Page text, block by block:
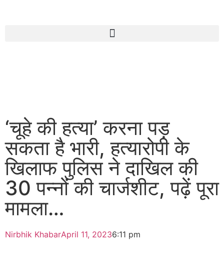
‘चूहे की हत्या’ करना पड़
सकता है भारी, हत्यारोपी के
खिलाफ पुलिस ने दाखिल की
30 पन्नों की चार्जशीट, पढ़ें पूरा
मामला…
Nirbhik KhabarApril 11, 20236:11 pm